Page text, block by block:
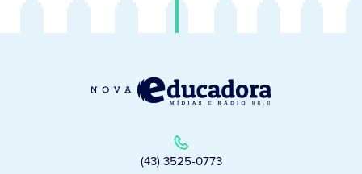
(43) 3525-0773